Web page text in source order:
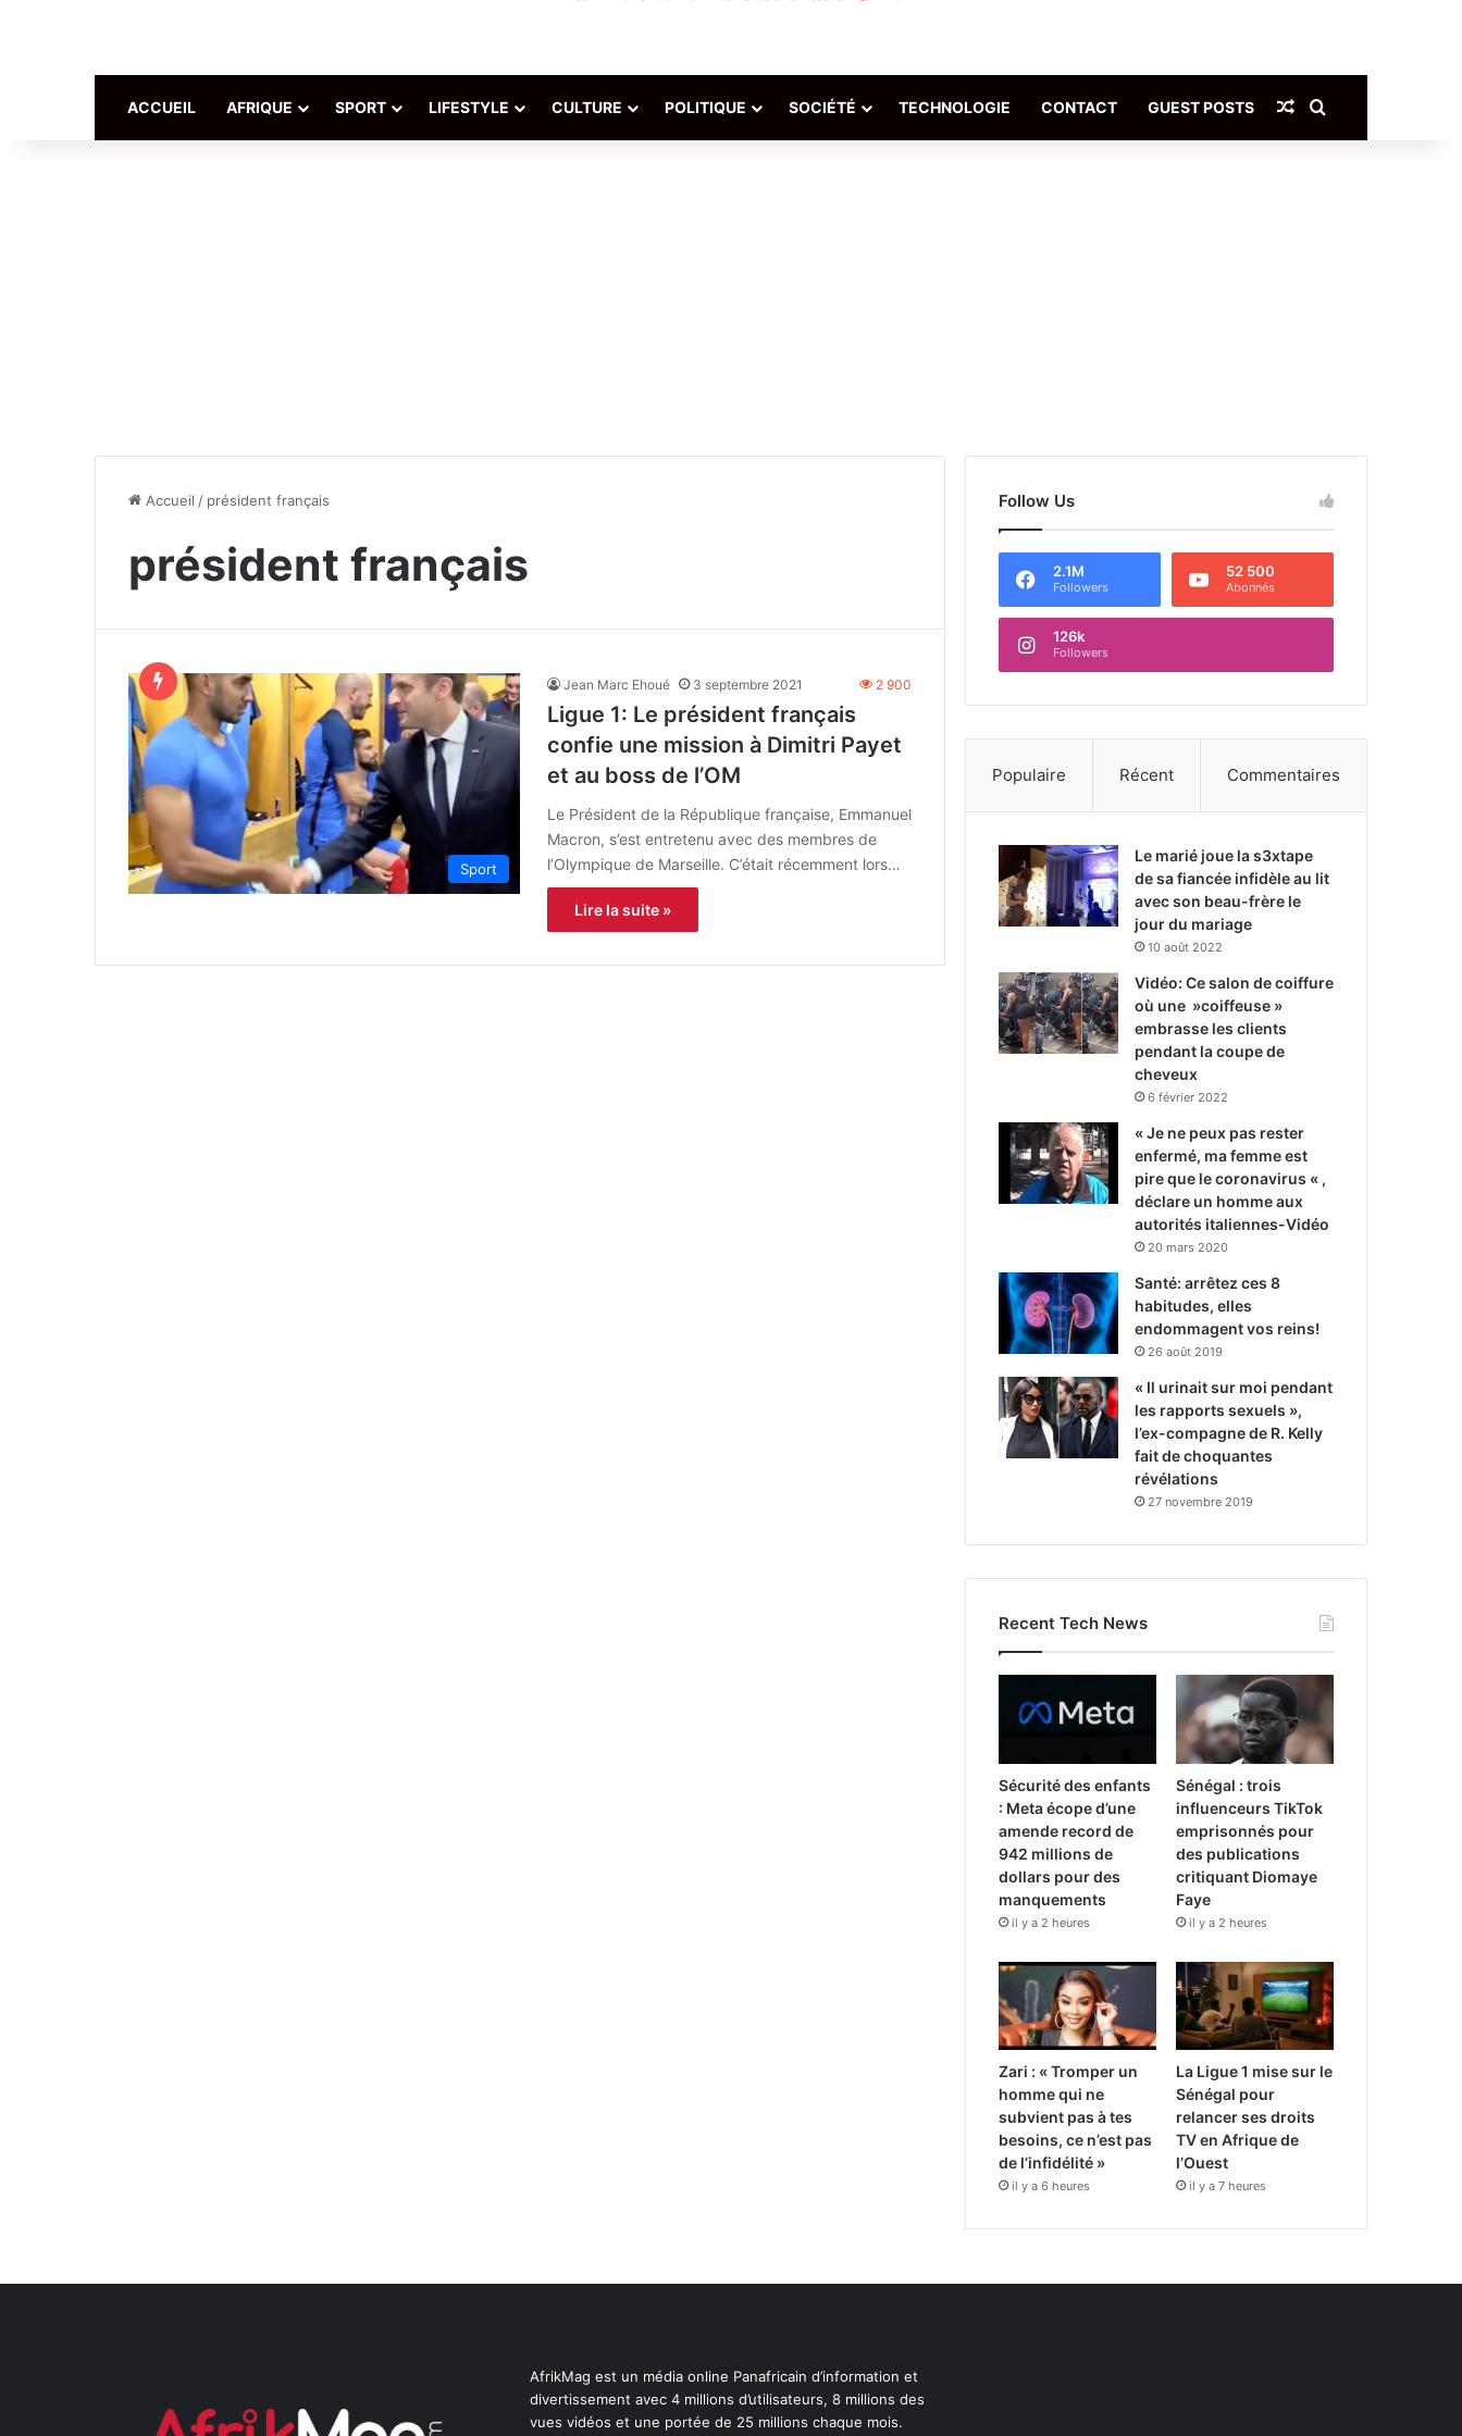
ACCUEIL AFRIQUE SPORT LIFESTYLE CULTURE POLITIQUE SOCIÉTÉ TECHNOLOGIE CONTACT GUEST POSTS Article Aléatoire
Accueil / président français
président français
Sport
Jean Marc Ehoué 3 septembre 2021 2 900
Ligue 1: Le président français
confie une mission à Dimitri Payet
et au boss de l’OM
Le Président de la République française, Emmanuel
Macron, s’est entretenu avec des membres de
l’Olympique de Marseille. C’était récemment lors…
Lire la suite »
Follow Us
2.1M
Followers
52 500
Abonnés
126k
Followers
Populaire Récent Commentaires
Le marié joue la s3xtape
de sa fiancée infidèle au lit
avec son beau-frère le
jour du mariage
10 août 2022
Vidéo: Ce salon de coiffure
où une »coiffeuse »
embrasse les clients
pendant la coupe de
cheveux
6 février 2022
« Je ne peux pas rester
enfermé, ma femme est
pire que le coronavirus « ,
déclare un homme aux
autorités italiennes-Vidéo
20 mars 2020
Santé: arrêtez ces 8
habitudes, elles
endommagent vos reins!
26 août 2019
« Il urinait sur moi pendant
les rapports sexuels »,
l’ex-compagne de R. Kelly
fait de choquantes
révélations
27 novembre 2019
Recent Tech News
Sécurité des enfants
: Meta écope d’une
amende record de
942 millions de
dollars pour des
manquements
il y a 2 heures
Sénégal : trois
influenceurs TikTok
emprisonnés pour
des publications
critiquant Diomaye
Faye
il y a 2 heures
Zari : « Tromper un
homme qui ne
subvient pas à tes
besoins, ce n’est pas
de l’infidélité »
il y a 6 heures
La Ligue 1 mise sur le
Sénégal pour
relancer ses droits
TV en Afrique de
l’Ouest
il y a 7 heures
AfrikMag est un média online Panafricain d’information et
divertissement avec 4 millions d’utilisateurs, 8 millions des
vues vidéos et une portée de 25 millions chaque mois.